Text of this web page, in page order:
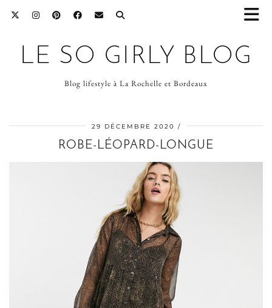
LE SO GIRLY BLOG
Blog lifestyle à La Rochelle et Bordeaux
29 DÉCEMBRE 2020
ROBE-LÉOPARD-LONGUE